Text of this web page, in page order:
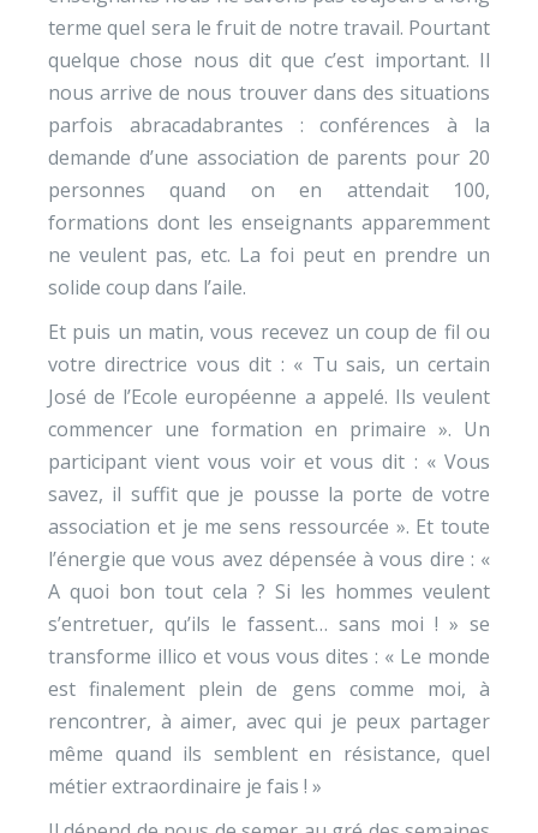
terme quel sera le fruit de notre travail. Pourtant
quelque chose nous dit que c’est important. Il
nous arrive de nous trouver dans des situations
parfois abracadabrantes : conférences à la
demande d’une association de parents pour 20
personnes quand on en attendait 100,
formations dont les enseignants apparemment
ne veulent pas, etc. La foi peut en prendre un
solide coup dans l’aile.
Et puis un matin, vous recevez un coup de fil ou
votre directrice vous dit : « Tu sais, un certain
José de l’Ecole européenne a appelé. Ils veulent
commencer une formation en primaire ». Un
participant vient vous voir et vous dit : « Vous
savez, il suffit que je pousse la porte de votre
association et je me sens ressourcée ». Et toute
l’énergie que vous avez dépensée à vous dire : «
A quoi bon tout cela ? Si les hommes veulent
s’entretuer, qu’ils le fassent… sans moi ! » se
transforme illico et vous vous dites : « Le monde
est finalement plein de gens comme moi, à
rencontrer, à aimer, avec qui je peux partager
même quand ils semblent en résistance, quel
métier extraordinaire je fais ! »